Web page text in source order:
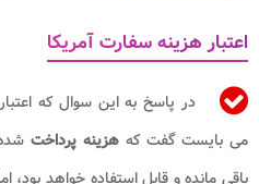
اعتبار هزینه سفارت آمریکا
در پاسخ به این سوال که اعتبار
می بایست گفت که هزینه پرداخت
باقی مانده و قابل استفاده خواهد